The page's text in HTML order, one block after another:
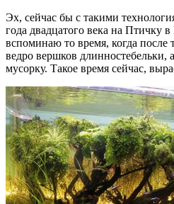
Эх, сейчас бы с такими
года двадцатого века на Птичку
вспоминаю то время, когда
ведро вершков длинностебельки,
мусорку. Такое время сейчас,